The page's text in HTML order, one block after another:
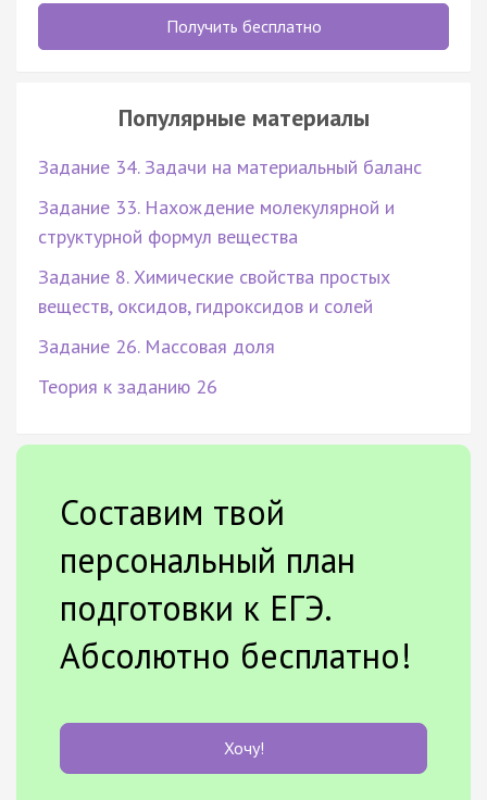
Получить бесплатно
Популярные материалы
Задание 34. Задачи на материальный баланс
Задание 33. Нахождение молекулярной и
структурной формул вещества
Задание 8. Химические свойства простых
веществ, оксидов, гидроксидов и солей
Задание 26. Массовая доля
Теория к заданию 26
Составим твой
персональный план
подготовки к ЕГЭ.
Абсолютно бесплатно!
Хочу!